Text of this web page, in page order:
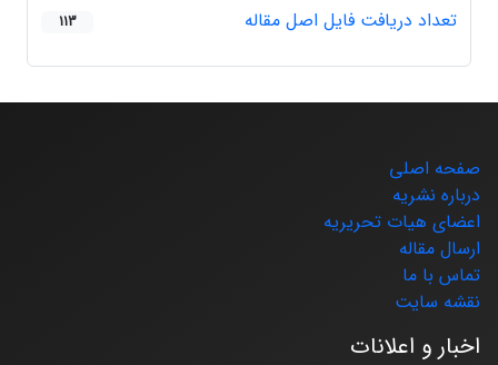
تعداد دریافت فایل اصل مقاله 113
صفحه اصلی
درباره نشریه
اعضای هیات تحریریه
ارسال مقاله
تماس با ما
نقشه سایت
اخبار و اعلانات